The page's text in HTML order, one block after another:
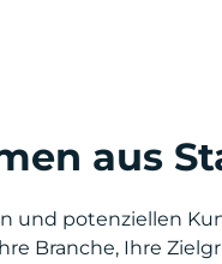
aus
und potenziellen
Branche, Ihre